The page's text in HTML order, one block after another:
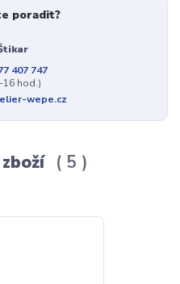
poradit?
407 747
16 hod.)
wepe.cz
5